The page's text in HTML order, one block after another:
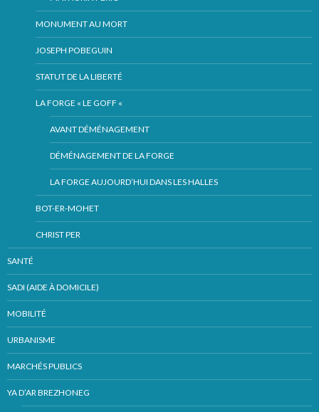
MONUMENT AU MORT
JOSEPH POBEGUIN
STATUT DE LA LIBERTÉ
LA FORGE « LE GOFF «
AVANT DÉMÉNAGEMENT
DÉMÉNAGEMENT DE LA FORGE
LA FORGE AUJOURD’HUI DANS LES HALLES
BOT-ER-MOHET
CHRIST PER
SANTÉ
SADI (AIDE À DOMICILE)
MOBILITÉ
URBANISME
MARCHÉS PUBLICS
YA D’AR BREZHONEG